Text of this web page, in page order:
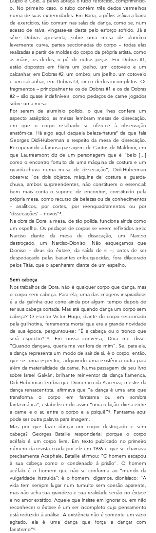
o. No primeiro caso, o tubo contém três dedos vermelhos
numa de suas extremidades. Em Barra, a pélvis asfixia a barra
de exercícios, tão comum nas salas de dança, como se, num
acesso de raiva, vingasse-se desta pelo esforço sofrido. Já a
série Dobras apresenta, sobre uma mesa de alumínio
levemente curva, partes seccionadas do corpo – todas elas
realizadas a partir de moldes do corpo da própria artista, como
as mãos, os dedos, o pé de outras peças. Em Dobras #1,
estão dispostos em fileira um joelho, um cotovelo e um
calcanhar; em Dobras #2, um ombro, um joelho, um cotovelo
e um calcanhar; em Dobras #3, cinco dedos incompletos. Os
fragmentos – principalmente os de Dobras #1 e os de Dobras
#2 – são quase indefiníveis, como pedaços de carne jogados
sobre uma mesa.
Por serem de alumínio polido, o que lhes confere um
aspecto asséptico, as mesas lembram mesas de dissecação,
em que o corpo retalhado se oferece à observação
anatômica. Há algo aqui daquela beleza-fratura² de que fala
Georges Didi-Huberman a respeito da mesa de dissecação.
Recuperando a famosa passagem de Cantos de Maldoror, em
que Lautréamont diz de um personagem que é “belo [...]
como o encontro fortuito de uma máquina de costura e um
guarda-chuva numa mesa de dissecação”, Didi-Huberman
observa: “os dois objetos, máquina de costura e guarda-
chuva, ambos surpreendentes, não constituem o essencial:
bem mais conta o suporte de encontros, constituído pela
própria mesa, como recurso de belezas ou de conhecimentos
– analíticos, por cortes, por reenquadramentos ou por
‘dissecações’ – novos”³.
Na obra de Dora, a mesa, de tão polida, funciona ainda como
um espelho. Os pedaços de corpos se veem refletidos nela:
Narciso diante da mesa de dissecação, um Narciso
destroçado, um Narciso-Dioniso. Não esqueçamos que
Dioniso – deus do êxtase, da saída de si –, antes de ser
despedaçado pelas bacantes enlouquecidas, fora dilacerado
pelos Titãs, que o apanharam diante de um espelho.
Sem cabeça
Nos trabalhos de Dora, não é qualquer corpo que dança, mas
o corpo sem cabeça. Para ela, uma das imagens inspiradoras
é a da galinha que corre ainda por algum tempo depois de
ter sua cabeça cortada. Mas até quando dança um corpo sem
cabeça? O escritor Victor Hugo, diante do corpo seccionado
pela guilhotina, ferramenta mortal que era a grande novidade
de sua época, perguntou-se: “É a cabeça ou o tronco que
será espectro?”⁴. Em nossa conversa, Dora me disse:
“Quando dançava, queria me ver fora de mim”. Se, para ela,
a dança representa um modo de sair de si, é o corpo, então,
que se torna espectro, adquirindo uma existência outra para
além da materialidade da carne. Numa passagem de seu livro
sobre Israel Galván, brilhante reinventor da dança flamenca,
Didi-Huberman lembra que Domenico da Piacenza, mestre da
dança renascentista, afirmava que “a dança é uma arte que
transforma o corpo em fantasma ou em sombra
fantasmática”, estabelecendo assim “uma relação direta entre
a carne e o ar, entre o corpo e a psiquê”⁵. Fantasma aqui
pode ser outra palavra para imagem.
Mas por que fazer dançar um corpo destroçado e sem
cabeça? Georges Bataille responderia: porque o corpo
acéfalo é um corpo livre. Em texto publicado no primeiro
número da revista criada por ele em 1936 e que se chamava
precisamente Acéphale, Bataille afirmou: “O homem escapou
à sua cabeça como o condenado à prisão”. O homem
acéfalo é o homem que não se conforma ao “mundo da
vulgaridade instruída”; é o homem, digamos, dionisíaco: “A
vida tem sempre lugar num tumulto sem coesão aparente,
mas não acha sua grandeza e sua realidade senão no êxtase
e no amor extático. Aquele que insiste em ignorar ou em não
reconhecer o êxtase é um ser incompleto cujo pensamento
está reduzido à análise. A existência não é somente um vazio
agitado, ela é uma dança que força a dançar com
fanatismo”⁶.